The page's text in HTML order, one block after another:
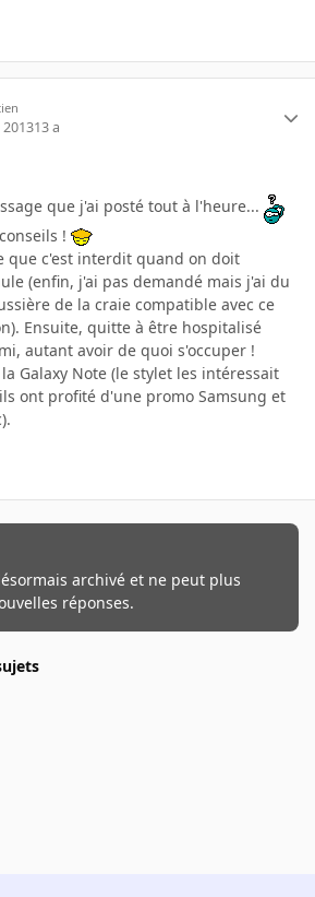
201313 a
que j'ai posté tout à l'heure...
!
que c'est interdit quand on doit
(enfin, j'ai pas demandé mais j'ai du
de la craie compatible avec ce
Ensuite, quitte à être hospitalisé
autant avoir de quoi s'occuper !
Galaxy Note (le stylet les intéressait
ont profité d'une promo Samsung et
archivé et ne peut plus
réponses.